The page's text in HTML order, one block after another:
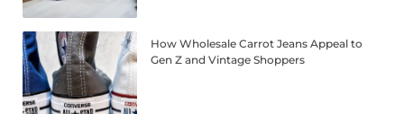
How Wholesale Carrot Jeans Appeal to
Gen Z and Vintage Shoppers